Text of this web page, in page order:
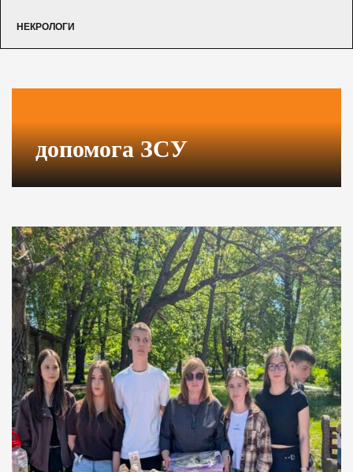
НЕКРОЛОГИ
допомога ЗСУ